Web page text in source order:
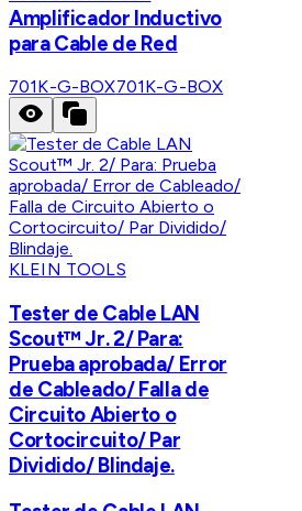
Amplificador Inductivo
para Cable de Red
701K-G-BOX701K-G-BOX
KLEIN TOOLS
Tester de Cable LAN
Scout™ Jr. 2/ Para:
Prueba aprobada/ Error
de Cableado/ Falla de
Circuito Abierto o
Cortocircuito/ Par
Dividido/ Blindaje.